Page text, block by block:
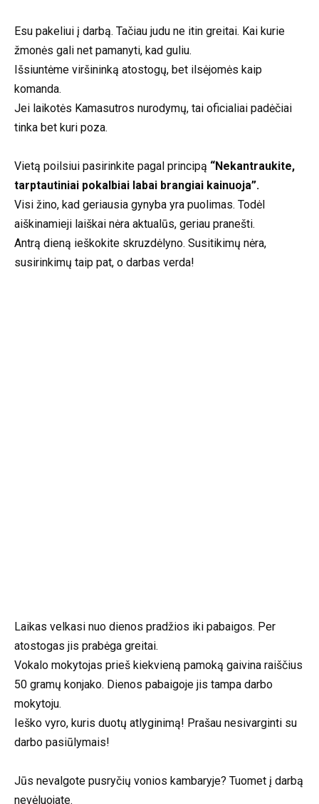
Esu pakeliui į darbą. Tačiau judu ne itin greitai. Kai kurie
žmonės gali net pamanyti, kad guliu.
Išsiuntėme viršininką atostogų, bet ilsėjomės kaip
komanda.
Jei laikotės Kamasutros nurodymų, tai oficialiai padėčiai
tinka bet kuri poza.
Vietą poilsiui pasirinkite pagal principą “Nekantraukite,
tarptautiniai pokalbiai labai brangiai kainuoja”.
Visi žino, kad geriausia gynyba yra puolimas. Todėl
aiškinamieji laiškai nėra aktualūs, geriau pranešti.
Antrą dieną ieškokite skruzdėlyno. Susitikimų nėra,
susirinkimų taip pat, o darbas verda!
Laikas velkasi nuo dienos pradžios iki pabaigos. Per
atostogas jis prabėga greitai.
Vokalo mokytojas prieš kiekvieną pamoką gaivina raiščius
50 gramų konjako. Dienos pabaigoje jis tampa darbo
mokytoju.
Ieško vyro, kuris duotų atlyginimą! Prašau nesivarginti su
darbo pasiūlymais!
Jūs nevalgote pusryčių vonios kambaryje? Tuomet į darbą
nevėluojate.